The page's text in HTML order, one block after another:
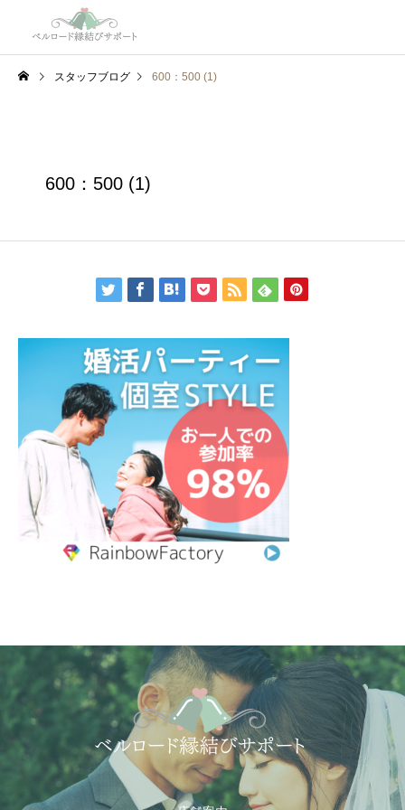
スタッフブログ 600：500 (1)
600：500 (1)